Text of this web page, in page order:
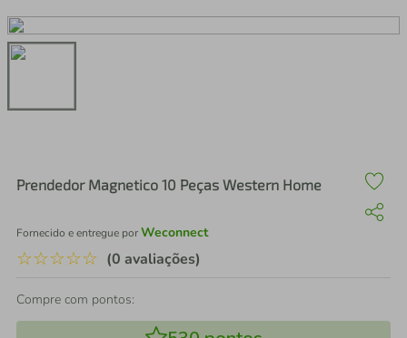
Prendedor Magnetico 10 Peças Western Home
Fornecido e entregue porWeconnect
☆☆☆☆☆ (0 avaliações)
Compre com pontos:
3º